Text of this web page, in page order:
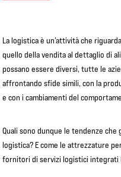
La logistica è un’attività che
quello della vendita al dettaglio di
possano essere diversi, tutte le
affrontando sfide simili, con la
e con i cambiamenti del
Quali sono dunque le tendenze
logistica? E come le attrezzature
fornitori di servizi logistici integrati